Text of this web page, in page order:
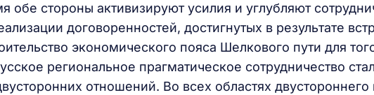
обе стороны активизируют усилия и углубляют
договоренностей, достигнутых в результате
экономического пояса Шелкового пути для
региональное прагматическое сотрудничество
отношений. Во всех областях двустороннего